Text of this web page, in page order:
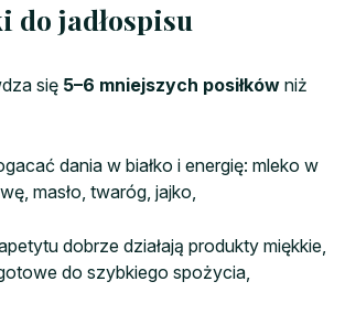
do jadłospisu
się 5–6 mniejszych posiłków niż
dania w białko i energię: mleko w
masło, twaróg, jajko,
dobrze działają produkty miękkie,
do szybkiego spożycia,